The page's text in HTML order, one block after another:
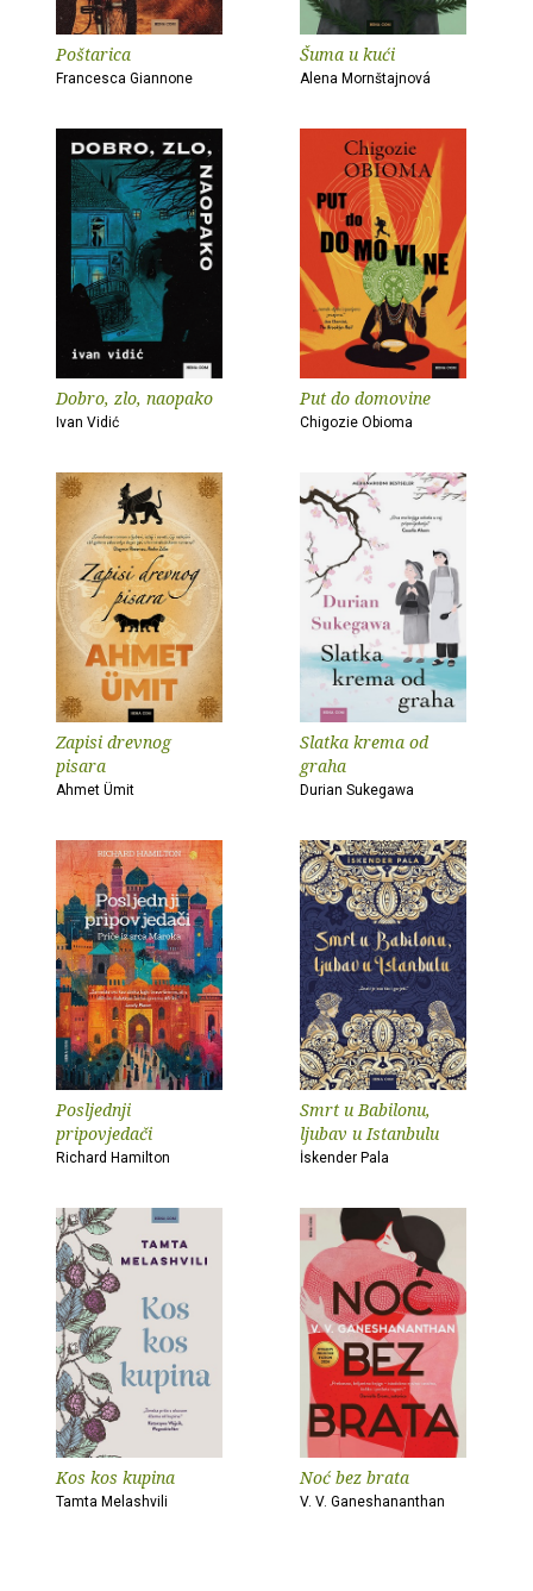
Poštarica
Francesca Giannone
Šuma u kući
Alena Mornštajnová
Dobro, zlo, naopako
Ivan Vidić
Put do domovine
Chigozie Obioma
Zapisi drevnog
pisara
Ahmet Ümit
Slatka krema od
graha
Durian Sukegawa
Posljednji
pripovjedači
Richard Hamilton
Smrt u Babilonu,
ljubav u Istanbulu
İskender Pala
Kos kos kupina
Tamta Melashvili
Noć bez brata
V. V. Ganeshananthan